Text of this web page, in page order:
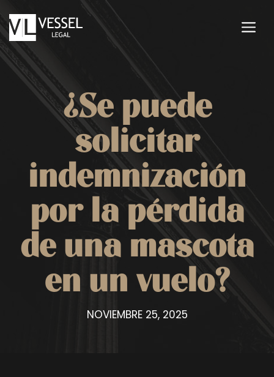
al
contenido
¿Se puede
solicitar
indemnización
por la pérdida
de una mascota
en un vuelo?
NOVIEMBRE 25, 2025